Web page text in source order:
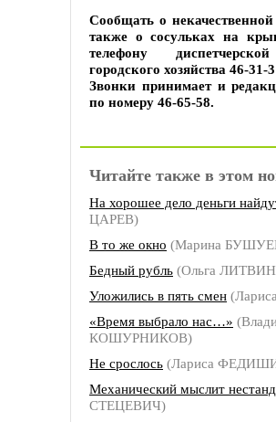
Сообщать о некачественной
также о сосульках на
телефону
городского хозяйства 46-31-
Звонки принимает и
по номеру 46-65-58.
Читайте также в этом
На хорошее дело деньги
ЦАРЕВ)
В то же окно (Марина
Бедный рубль (Ольга
Уложились в пять смен
«Время выбрало нас…»
КОШУРНИКОВ)
Не срослось (Лариса
Механический мыслит
СТЕЦЕВИЧ)